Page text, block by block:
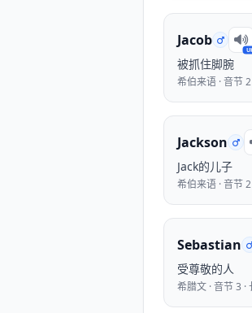
Jacob
被抓住脚腕
希伯来语 · 音节
Jackson
Jack的儿子
希伯来语 · 音节
Sebastian
受尊敬的人
希腊文 · 音节 3 ·